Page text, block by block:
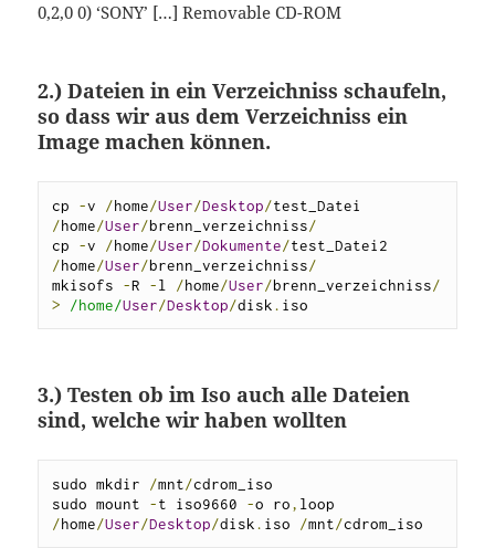
0,2,0 0) ‘SONY’ […] Removable CD-ROM
2.) Dateien in ein Verzeichniss schaufeln,
so dass wir aus dem Verzeichniss ein
Image machen können.
cp -v /home/User/Desktop/
/home/User/brenn_verzeichniss/
cp -v /home/User/Dokumente/
/home/User/brenn_verzeichniss/
mkisofs -R -l /home/User/brenn_verzeichniss/
>
/home/User/Desktop/disk. iso
3.) Testen ob im Iso auch alle Dateien
sind, welche wir haben wollten
sudo mkdir /mnt/cdrom_iso
sudo mount -t iso9660 -o ro,
/home/User/Desktop/disk. iso /mnt/cdrom_iso